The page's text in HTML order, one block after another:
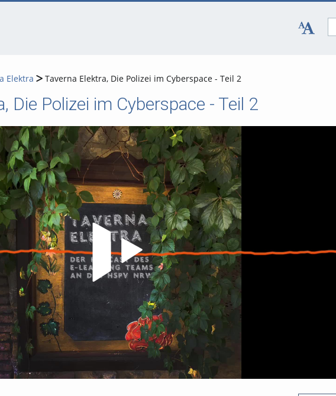
Elektra Taverna Elektra, Die Polizei im Cyberspace - Teil 2
Die Polizei im Cyberspace - Teil 2
Video abspielen